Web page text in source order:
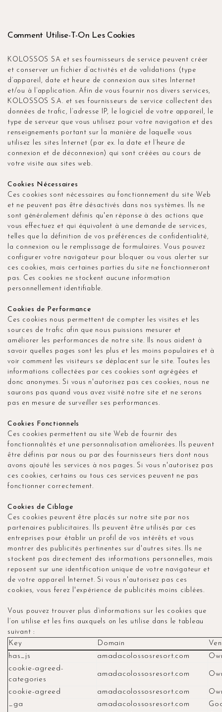
Comment Utilise-T-On Les Cookies
KOLOSSOS SA et ses fournisseurs de service peuvent créer
et conserver un fichier d’activités et de validations (type
d’appareil, date et heure de connexion aux sites Internet
et/ou à l’application. Afin de vous fournir nos divers services,
KOLOSSOS S.A. et ses fournisseurs de service collectent des
données de trafic, l’adresse IP, le logiciel de votre appareil, le
type de serveur que vous utilisez pour votre navigation et des
renseignements portant sur la manière de laquelle vous
utilisez les sites Internet (par ex. la date et l’heure de
connexion et de déconnexion) qui sont créées au cours de
votre visite aux sites web.
Cookies Nécessaires
Ces cookies sont nécessaires au fonctionnement du site Web
et ne peuvent pas être désactivés dans nos systèmes. Ils ne
sont généralement définis qu'en réponse à des actions que
vous effectuez et qui équivalent à une demande de services,
telles que la définition de vos préférences de confidentialité,
la connexion ou le remplissage de formulaires. Vous pouvez
configurer votre navigateur pour bloquer ou vous alerter sur
ces cookies, mais certaines parties du site ne fonctionneront
pas. Ces cookies ne stockent aucune information
personnellement identifiable.
Cookies de Performance
Ces cookies nous permettent de compter les visites et les
sources de trafic afin que nous puissions mesurer et
améliorer les performances de notre site. Ils nous aident à
savoir quelles pages sont les plus et les moins populaires et à
voir comment les visiteurs se déplacent sur le site. Toutes les
informations collectées par ces cookies sont agrégées et
donc anonymes. Si vous n'autorisez pas ces cookies, nous ne
saurons pas quand vous avez visité notre site et ne serons
pas en mesure de surveiller ses performances.
Cookies Fonctionnels
Ces cookies permettent au site Web de fournir des
fonctionnalités et une personnalisation améliorées. Ils peuvent
être définis par nous ou par des fournisseurs tiers dont nous
avons ajouté les services à nos pages. Si vous n'autorisez pas
ces cookies, certains ou tous ces services peuvent ne pas
fonctionner correctement.
Cookies de Ciblage
Ces cookies peuvent être placés sur notre site par nos
partenaires publicitaires. Ils peuvent être utilisés par ces
entreprises pour établir un profil de vos intérêts et vous
montrer des publicités pertinentes sur d'autres sites. Ils ne
stockent pas directement des informations personnelles, mais
reposent sur une identification unique de votre navigateur et
de votre appareil Internet. Si vous n'autorisez pas ces
cookies, vous ferez l'expérience de publicités moins ciblées.
Vous pouvez trouver plus d’informations sur les cookies que
l’on utilise et les fins auxquels on les utilise dans le tableau
suivant :
Key
Domain
has_js
amadacolossosresort.com
cookie-agreed-
categories
amadacolossosresort.com
cookie-agreed amadacolossosresort.com
_ga
amadacolossosresort.com